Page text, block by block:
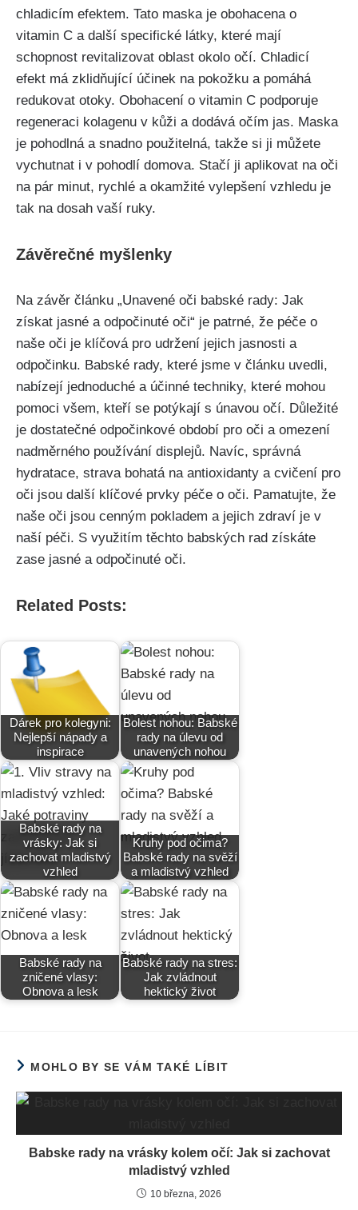
chladicím efektem. Tato‍ maska je obohacena⁢ o
vitamin C ‍a další​ specifické látky, které mají
schopnost revitalizovat oblast okolo očí. Chladicí
efekt má zklidňující účinek na pokožku a ‌pomáhá
⁢redukovat otoky. Obohacení o vitamin C podporuje
⁤regeneraci kolagenu⁢ v kůži a ​dodává očím jas. Maska
je pohodlná a snadno použitelná, takže⁣ si ji můžete⁢
vychutnat i ‌v pohodlí​ domova. Stačí ji aplikovat na oči
⁢na pár minut, rychlé a okamžité vylepšení vzhledu ‌je
tak na dosah vaší ruky.
Závěrečné myšlenky
Na ⁣závěr článku „Unavené oči babské rady: Jak
získat jasné ‌a odpočinuté oči“ je patrné, že péče o
naše oči je klíčová pro‌ udržení jejich jasnosti a
odpočinku. Babské rady, které jsme⁢ v článku uvedli,
nabízejí jednoduché a účinné techniky, které mohou
pomoci‍ všem, kteří se‌ potýkají s únavou očí. Důležité
je dostatečné odpočinkové období‌ pro ​oči a omezení
nadměrného používání displejů. Navíc, správná
hydratace, strava bohatá na antioxidanty a cvičení pro
oči jsou další klíčové prvky ‌péče o oči. Pamatujte, ⁣že
naše oči jsou cenným pokladem a jejich zdraví je v
naší péči. S využitím těchto babských rad získáte
zase jasné a‍ odpočinuté oči.
Related Posts:
Dárek pro kolegyni:
Nejlepší nápady a
inspirace
Bolest nohou: Babské
rady na úlevu od
unavených nohou
Babské rady na
vrásky: Jak si
zachovat mladistvý
vzhled
Kruhy pod očima?
Babské rady na svěží
a mladistvý vzhled
Babské rady na
zničené vlasy:
Obnova a lesk
Babské rady na stres:
Jak zvládnout
hektický život
MOHLO BY SE VÁM TAKÉ LÍBIT
Babske rady na vrásky kolem očí: Jak si zachovat
mladistvý vzhled
10 března, 2026